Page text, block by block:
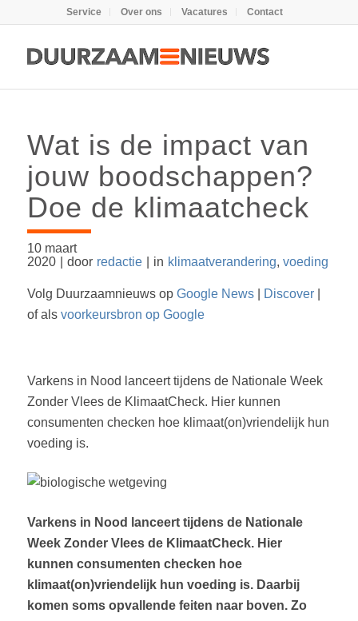
Service Over ons Vacatures Contact
Wat is de impact van
jouw boodschappen?
Doe de klimaatcheck
10 maart
2020
door redactie in klimaatverandering, voeding
Volg Duurzaamnieuws op Google News| Discover|
of als voorkeursbron op Google
Varkens in Nood lanceert tijdens de Nationale Week
Zonder Vlees de KlimaatCheck. Hier kunnen
consumenten checken hoe klimaat(on)vriendelijk hun
voeding is.
Varkens in Nood lanceert tijdens de Nationale
Week Zonder Vlees de KlimaatCheck. Hier
kunnen consumenten checken hoe
klimaat(on)vriendelijk hun voeding is. Daarbij
komen soms opvallende feiten naar boven. Zo